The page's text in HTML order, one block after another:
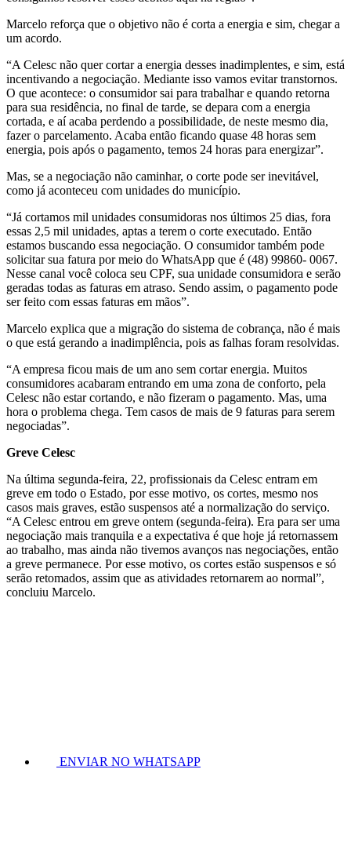
Marcelo reforça que o objetivo não é corta a energia e sim, chegar a
um acordo.
“A Celesc não quer cortar a energia desses inadimplentes, e sim, está
incentivando a negociação. Mediante isso vamos evitar transtornos.
O que acontece: o consumidor sai para trabalhar e quando retorna
para sua residência, no final de tarde, se depara com a energia
cortada, e aí acaba perdendo a possibilidade, de neste mesmo dia,
fazer o parcelamento. Acaba então ficando quase 48 horas sem
energia, pois após o pagamento, temos 24 horas para energizar”.
Mas, se a negociação não caminhar, o corte pode ser inevitável,
como já aconteceu com unidades do município.
“Já cortamos mil unidades consumidoras nos últimos 25 dias, fora
essas 2,5 mil unidades, aptas a terem o corte executado. Então
estamos buscando essa negociação. O consumidor também pode
solicitar sua fatura por meio do WhatsApp que é (48) 99860- 0067.
Nesse canal você coloca seu CPF, sua unidade consumidora e serão
geradas todas as faturas em atraso. Sendo assim, o pagamento pode
ser feito com essas faturas em mãos”.
Marcelo explica que a migração do sistema de cobrança, não é mais
o que está gerando a inadimplência, pois as falhas foram resolvidas.
“A empresa ficou mais de um ano sem cortar energia. Muitos
consumidores acabaram entrando em uma zona de conforto, pela
Celesc não estar cortando, e não fizeram o pagamento. Mas, uma
hora o problema chega. Tem casos de mais de 9 faturas para serem
negociadas”.
Greve Celesc
Na última segunda-feira, 22, profissionais da Celesc entram em
greve em todo o Estado, por esse motivo, os cortes, mesmo nos
casos mais graves, estão suspensos até a normalização do serviço.
“A Celesc entrou em greve ontem (segunda-feira). Era para ser uma
negociação mais tranquila e a expectativa é que hoje já retornassem
ao trabalho, mas ainda não tivemos avanços nas negociações, então
a greve permanece. Por esse motivo, os cortes estão suspensos e só
serão retomados, assim que as atividades retornarem ao normal”,
concluiu Marcelo.
ENVIAR NO WHATSAPP